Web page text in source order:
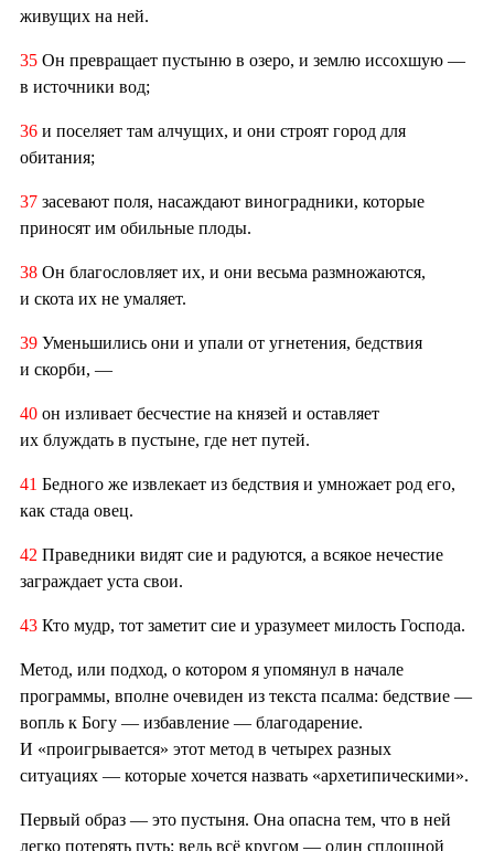
живущих на ней.
35 Он превращает пустыню в озеро, и землю иссохшую —
в источники вод;
36 и поселяет там алчущих, и они строят город для
обитания;
37 засевают поля, насаждают виноградники, которые
приносят им обильные плоды.
38 Он благословляет их, и они весьма размножаются,
и скота их не умаляет.
39 Уменьшились они и упали от угнетения, бедствия
и скорби, —
40 он изливает бесчестие на князей и оставляет
их блуждать в пустыне, где нет путей.
41 Бедного же извлекает из бедствия и умножает род его,
как стада овец.
42 Праведники видят сие и радуются, а всякое нечестие
заграждает уста свои.
43 Кто мудр, тот заметит сие и уразумеет милость Господа.
Метод, или подход, о котором я упомянул в начале
программы, вполне очевиден из текста псалма: бедствие —
вопль к Богу — избавление — благодарение.
И «проигрывается» этот метод в четырех разных
ситуациях — которые хочется назвать «архетипическими».
Первый образ — это пустыня. Она опасна тем, что в ней
легко потерять путь: ведь всё кругом — один сплошной